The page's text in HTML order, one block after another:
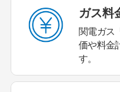
ガス料
関電ガス
価や料金
す。